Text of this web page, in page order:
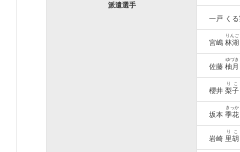
派遣選手
一戸 く
宮嶋林湖
りんご
佐藤柚月
ゆづき
櫻井梨子
りこ
坂本季花
きっか
岩崎 里胡
りこ